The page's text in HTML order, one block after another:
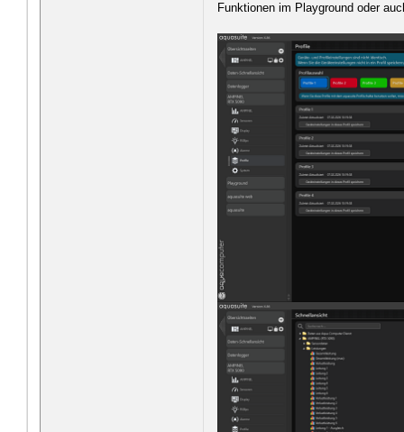
Funktionen im Playground oder